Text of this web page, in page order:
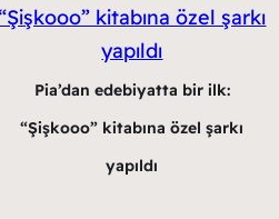
Pia’dan edebiyatta bir ilk:
“Şişkooo” kitabına özel şarkı
yapıldı